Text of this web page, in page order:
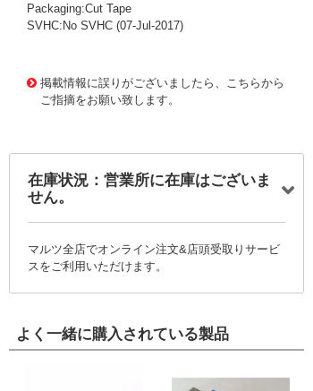
Packaging:Cut Tape
SVHC:No SVHC (07-Jul-2017)
掲載情報に誤りがございましたら、こちらから
ご指摘をお願い致します。
在庫状況：営業所に在庫はございま
せん。
マルツ全店でオンライン注文&店頭受取りサービ
スをご利用いただけます。
よく一緒に購入されている製品